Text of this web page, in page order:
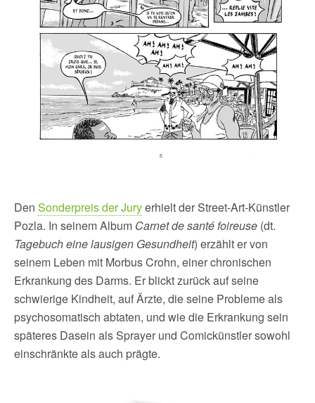
Den Sonderpreis der Juryerhielt der Street-Art-Künstler
Pozla. In seinem Album Carnet de santé foireuse (dt.
Tagebuch eine lausigen Gesundheit) erzählt er von
seinem Leben mit Morbus Crohn, einer chronischen
Erkrankung des Darms. Er blickt zurück auf seine
schwierige Kindheit, auf Ärzte, die seine Probleme als
psychosomatisch abtaten, und wie die Erkrankung sein
späteres Dasein als Sprayer und Comickünstler sowohl
einschränkte als auch prägte.